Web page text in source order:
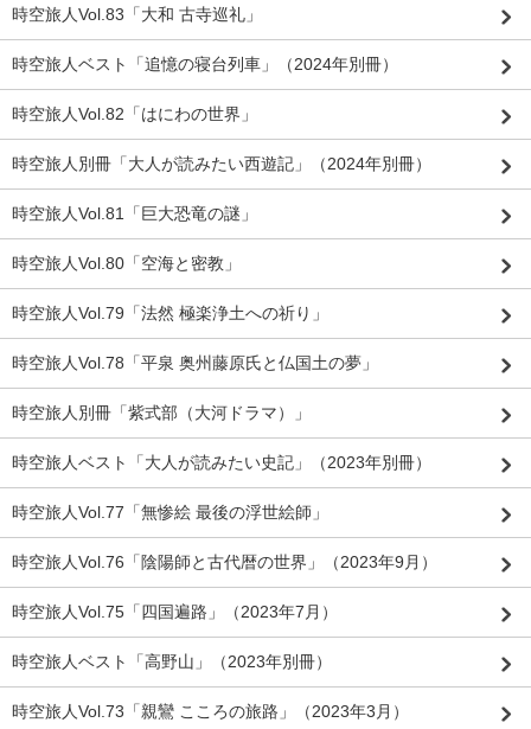
時空旅人Vol.83「大和 古寺巡礼」
時空旅人ベスト「追憶の寝台列車」（2024年別冊）
時空旅人Vol.82「はにわの世界」
時空旅人別冊「大人が読みたい西遊記」（2024年別冊）
時空旅人Vol.81「巨大恐竜の謎」
時空旅人Vol.80「空海と密教」
時空旅人Vol.79「法然 極楽浄土への祈り」
時空旅人Vol.78「平泉 奥州藤原氏と仏国土の夢」
時空旅人別冊「紫式部（大河ドラマ）」
時空旅人ベスト「大人が読みたい史記」（2023年別冊）
時空旅人Vol.77「無惨絵 最後の浮世絵師」
時空旅人Vol.76「陰陽師と古代暦の世界」（2023年9月）
時空旅人Vol.75「四国遍路」（2023年7月）
時空旅人ベスト「高野山」（2023年別冊）
時空旅人Vol.73「親鸞 こころの旅路」（2023年3月）